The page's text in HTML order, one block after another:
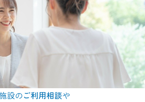
設のご利用相談や